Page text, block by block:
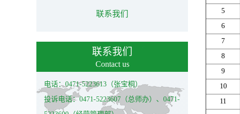
联系我们
联系我们
Contact us
电话：0471-5223613（张宝桐）
投诉电话：0471-5223607（总师办）、0471-
5
6
7
8
9
10
11